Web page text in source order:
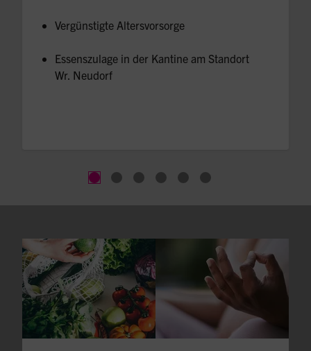
Vergünstigte Altersvorsorge
Essenszulage in der Kantine am Standort